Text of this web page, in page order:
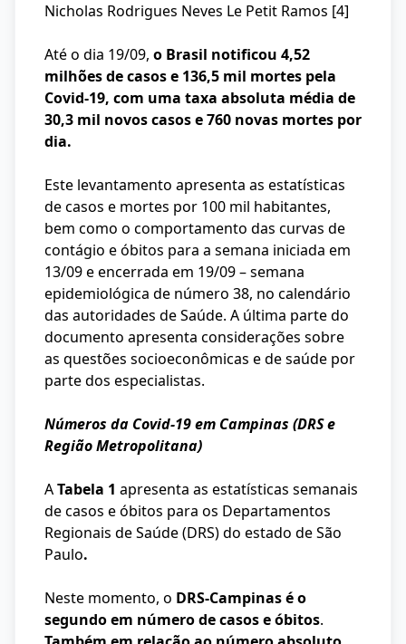
Nicholas Rodrigues Neves Le Petit Ramos [4]
Até o dia 19/09, o Brasil notificou 4,52
milhões de casos e 136,5 mil mortes pela
Covid-19, com uma taxa absoluta média de
30,3 mil novos casos e 760 novas mortes por
dia.
Este levantamento apresenta as estatísticas
de casos e mortes por 100 mil habitantes,
bem como o comportamento das curvas de
contágio e óbitos para a semana iniciada em
13/09 e encerrada em 19/09 – semana
epidemiológica de número 38, no calendário
das autoridades de Saúde. A última parte do
documento apresenta considerações sobre
as questões socioeconômicas e de saúde por
parte dos especialistas.
Números da Covid-19 em Campinas (DRS e
Região Metropolitana)
ATabela 1 apresenta as estatísticas semanais
de casos e óbitos para os Departamentos
Regionais de Saúde (DRS) do estado de São
Paulo.
Neste momento, o DRS-Campinas é o
segundo em número de casos e óbitos.